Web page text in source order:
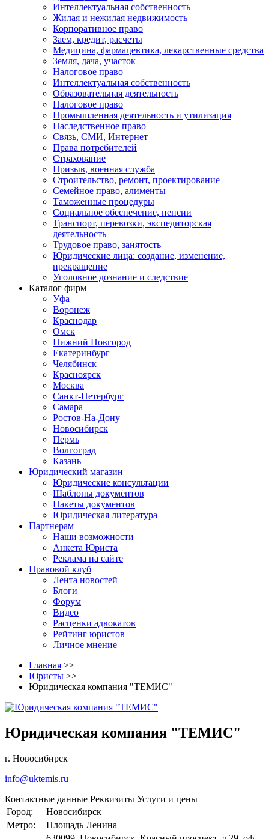
Интеллектуальная собственность
Жилая и нежилая недвижимость
Корпоративное право
Заем, кредит, расчеты
Медицина, фармацевтика, лекарственные средства
Земля, дача, участок
Налоговое право
Интеллектуальная собственность
Образовательная деятельность
Налоговое право
Промышленная деятельность и утилизация
Наследственное право
Связь, СМИ, Интернет
Права потребителей
Страхование
Призыв, военная служба
Строительство, ремонт, проектирование
Семейное право, алименты
Таможенные процедуры
Социальное обеспечение, пенсии
Транспорт, перевозки, экспедиторская
деятельность
Трудовое право, занятость
Юридические лица: создание, изменение,
прекращение
Уголовное дознание и следствие
Каталог фирм
Уфа
Воронеж
Краснодар
Омск
Нижний Новгород
Екатеринбург
Челябинск
Красноярск
Москва
Санкт-Петербург
Самара
Ростов-На-Дону
Новосибирск
Пермь
Волгоград
Казань
Юридический магазин
Юридические консультации
Шаблоны документов
Пакеты документов
Юридическая литература
Партнерам
Наши возможности
Анкета Юриста
Реклама на сайте
Правовой клуб
Лента новостей
Блоги
Форум
Видео
Расценки адвокатов
Рейтинг юристов
Личное мнение
Главная >>
Юристы >>
Юридическая компания "ТЕМИС"
Юридическая компания "ТЕМИС"
г. Новосибирск
info@uktemis.ru
Контактные данные Реквизиты Услуги и цены
Город:
Новосибирск
Метро:
Площадь Ленина